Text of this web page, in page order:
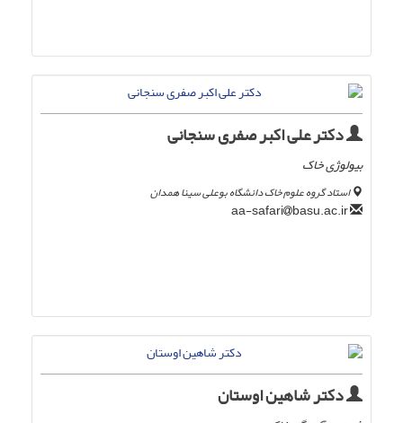
دکتر علی اکبر صفری سنجانی
بیولوژی خاک
استاد گروه علوم خاک دانشگاه بوعلی سینا همدان
basu.ac.ir
دکتر شاهین اوستان